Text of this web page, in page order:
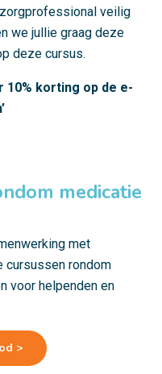
veilig
we jullie graag deze
deze cursus.
10% korting op de e-
medicatie
met
cursussen rondom
voor helpenden en
>